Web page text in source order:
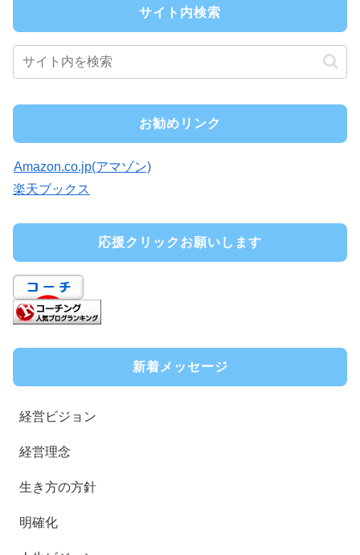
サイト内検索
お勧めリンク
Amazon.co.jp(アマゾン)
楽天ブックス
応援クリックお願いします
新着メッセージ
経営ビジョン
経営理念
生き方の方針
明確化